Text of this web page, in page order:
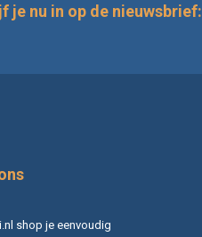
je nu in op de nieuwsbrief:
shop je eenvoudig